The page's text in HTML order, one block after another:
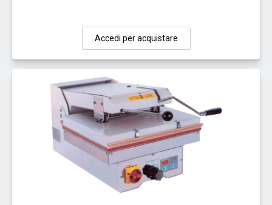
Accedi per acquistare